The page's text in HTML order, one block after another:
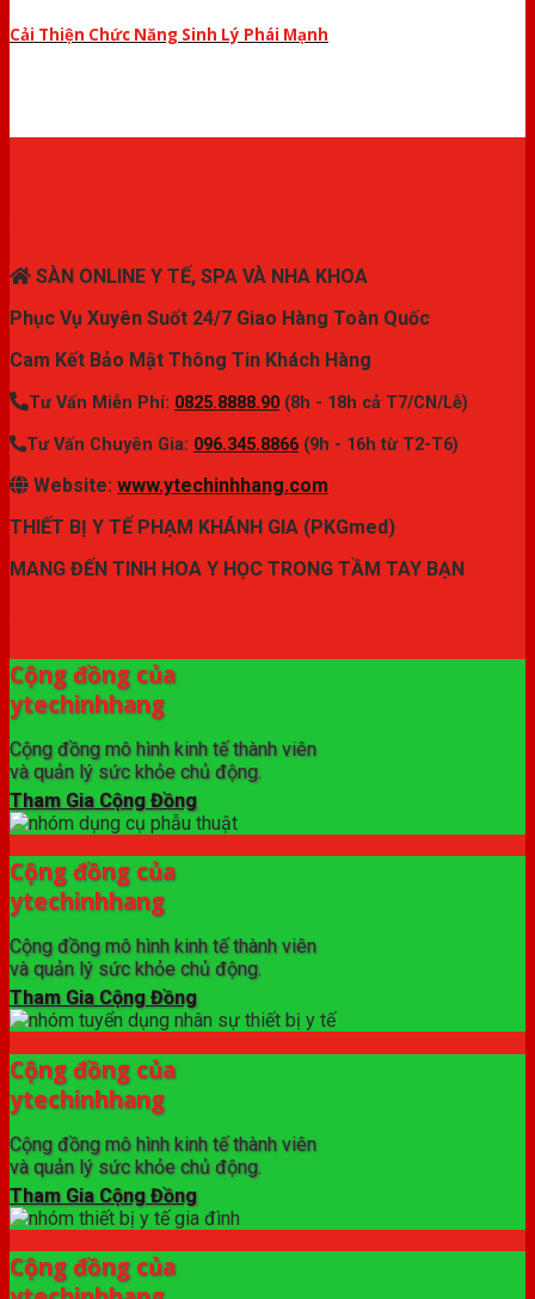
Cải Thiện Chức Năng Sinh Lý Phái Mạnh
SÀN ONLINE Y TẾ, SPA VÀ NHA KHOA
Phục Vụ Xuyên Suốt 24/7 Giao Hàng Toàn Quốc
Cam Kết Bảo Mật Thông Tin Khách Hàng
Tư Vấn Miễn Phí: 0825.8888.90 (8h - 18h cả T7/CN/Lễ)
Tư Vấn Chuyên Gia: 096.345.8866 (9h - 16h từ T2-T6)
Website: www.ytechinhhang.com
THIẾT BỊ Y TẾ PHẠM KHÁNH GIA (PKGmed)
MANG ĐẾN TINH HOA Y HỌC TRONG TẦM TAY BẠN
Cộng đồng của
ytechinhhang
Cộng đồng mô hình kinh tế thành viên
và quản lý sức khỏe chủ động.
Tham Gia Cộng Đồng
Cộng đồng của
ytechinhhang
Cộng đồng mô hình kinh tế thành viên
và quản lý sức khỏe chủ động.
Tham Gia Cộng Đồng
Cộng đồng của
ytechinhhang
Cộng đồng mô hình kinh tế thành viên
và quản lý sức khỏe chủ động.
Tham Gia Cộng Đồng
Cộng đồng của